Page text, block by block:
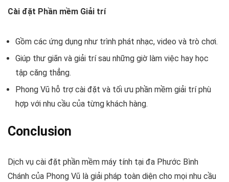
Cài đặt Phần mềm Giải trí
Gồm các ứng dụng như trình phát nhạc, video và trò chơi.
Giúp thư giãn và giải trí sau những giờ làm việc hay học
tập căng thẳng.
Phong Vũ hỗ trợ cài đặt và tối ưu phần mềm giải trí phù
hợp với nhu cầu của từng khách hàng.
Conclusion
Dịch vụ cài đặt phần mềm máy tính tại đa Phước Bình
Chánh của Phong Vũ là giải pháp toàn diện cho mọi nhu cầu